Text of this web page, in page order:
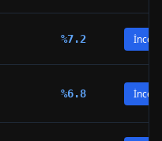
%7.2 İncele
%6.8 İncele